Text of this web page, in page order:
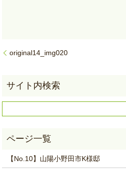
original14_img020
【No.10】山陽小野田市K様邸